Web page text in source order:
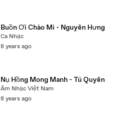
Buồn Ơi Chào Mi - Nguyên Hưng
Ca Nhạc
8 years ago
Nụ Hồng Mong Manh - Tú Quyên
Âm Nhạc Việt Nam
8 years ago